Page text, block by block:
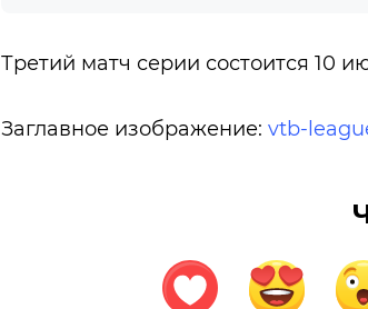
Третий матч серии состоится 10
Заглавное изображение: vtb-